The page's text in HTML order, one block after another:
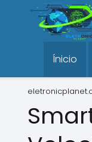
Ínicio